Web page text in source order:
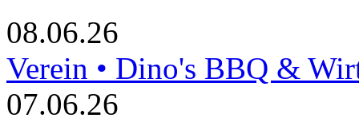
08.06.26
Verein • Dino's BBQ &
07.06.26